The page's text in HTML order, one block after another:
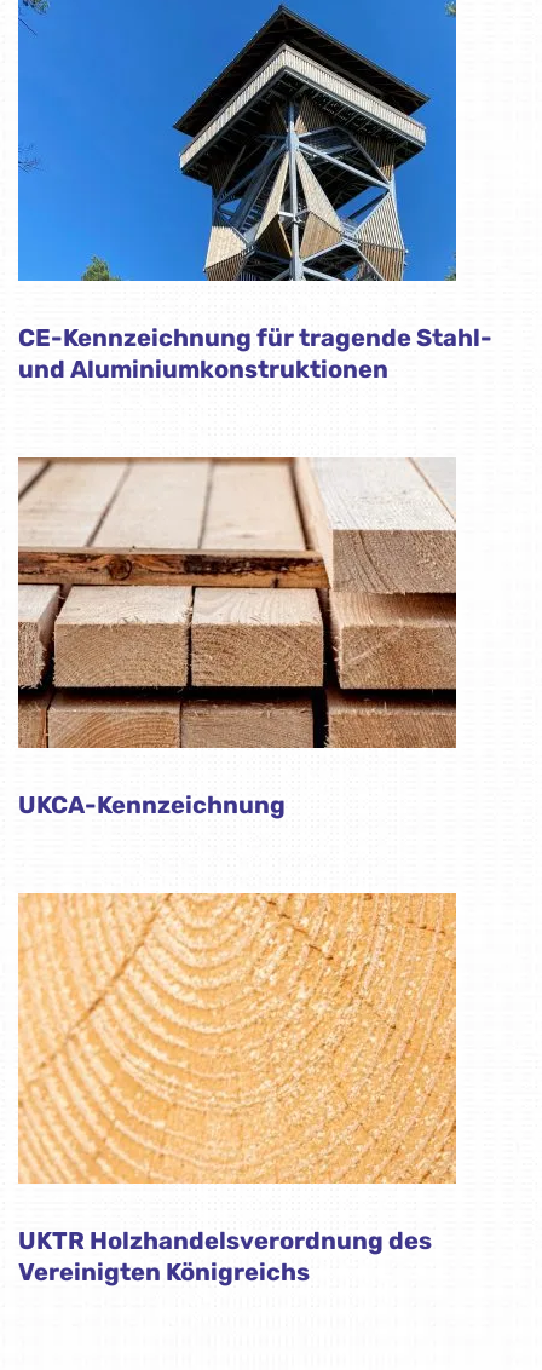
CE-Kennzeichnung für tragende Stahl-
und Aluminiumkonstruktionen
UKCA-Kennzeichnung
UKTR Holzhandelsverordnung des
Vereinigten Königreichs